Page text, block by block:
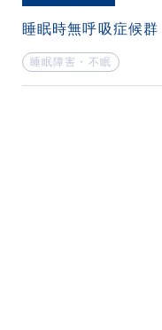
睡眠時無呼吸症候群
睡眠障害・不眠